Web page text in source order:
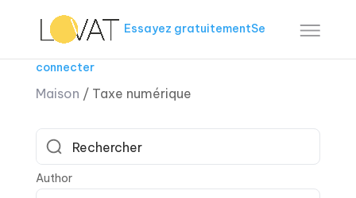
Essayez gratuitementSe
connecter
Maison / Taxe numérique